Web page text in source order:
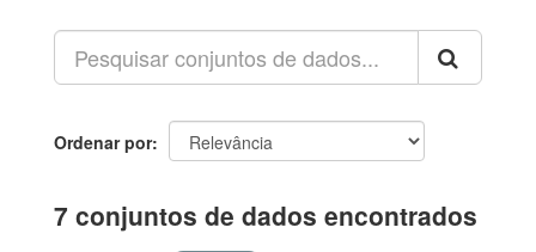
Ordenar por
7 conjuntos de dados encontrados